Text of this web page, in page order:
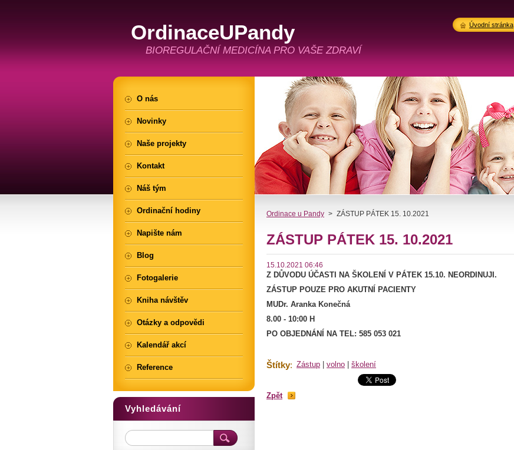
OrdinaceUPandy
BIOREGULAČNÍ MEDICÍNA PRO VAŠE ZDRAVÍ
Ordinace u Pandy > ZÁSTUP PÁTEK 15. 10.2021
ZÁSTUP PÁTEK 15. 10.2021
15.10.2021 06:46
Z DŮVODU ÚČASTI NA ŠKOLENÍ V PÁTEK 15.10. NEORDINUJI.
ZÁSTUP POUZE PRO AKUTNÍ PACIENTY
MUDr. Aranka Konečná
8.00 - 10:00 H
PO OBJEDNÁNÍ NA TEL: 585 053 021
Štítky: Zástup volno školení
Zpět
O nás
Novinky
Naše projekty
Kontakt
Náš tým
Ordinační hodiny
Napište nám
Blog
Fotogalerie
Kniha návštěv
Otázky a odpovědi
Kalendář akcí
Reference
Vyhledávání
Úvodní stránka